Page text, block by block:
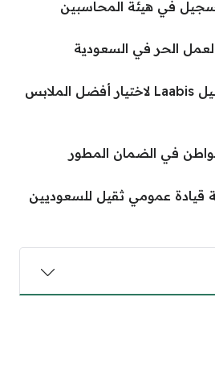
في هيئة المحاسبين
الحر في السعودية
لا تتنازل عن الجودة! دليل Laabis لاختيار أفضل الملابس
في الضمان المطور
عمومي ثقيل للسعوديين